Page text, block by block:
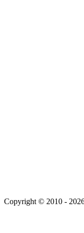
Copyright © 2010 -